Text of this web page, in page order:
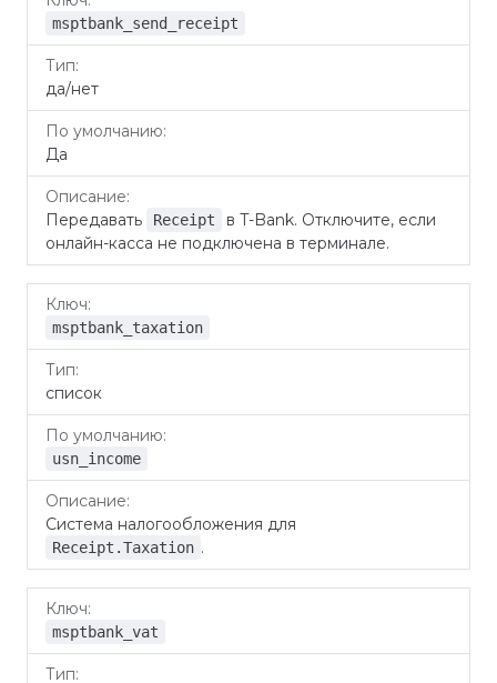
Ключ
умолчанию
msptbank_send_receipt
да/нет
Да
Передавать Receipt
в T-Bank. Отключите, если
онлайн-касса не подключена в терминале.
msptbank_taxation
список
usn_income
Система налогообложения для
Receipt.Taxation .
msptbank_vat